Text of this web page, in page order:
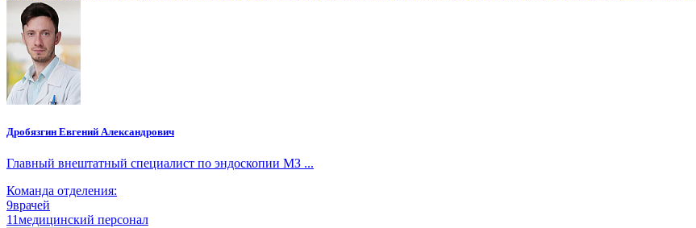
Дробязгин Евгений Александрович
Главный внештатный специалист по эндоскопии МЗ ...
Команда отделения:
9врачей
11медицинский персонал